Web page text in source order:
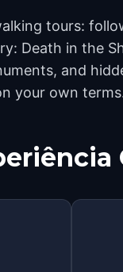
tours:
Death in the
and
your own